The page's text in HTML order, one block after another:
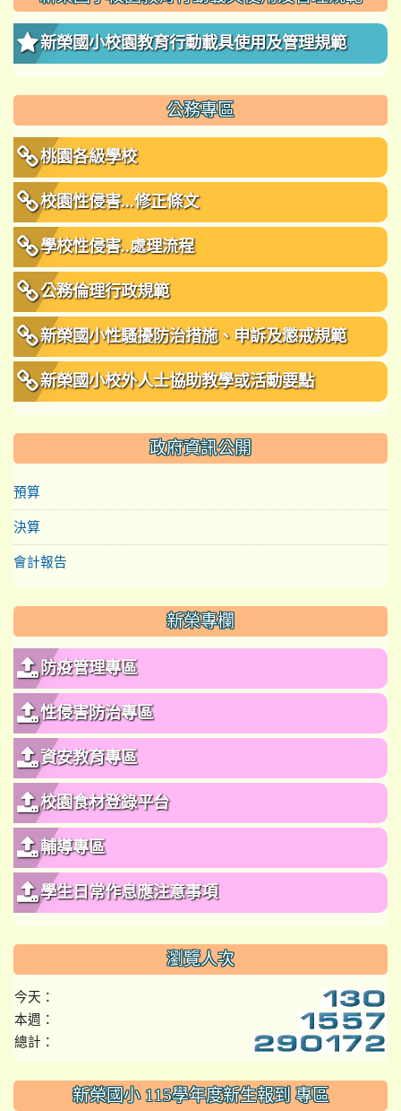
新榮國小校園教育行動載具使用及管理規範
公務專區
桃園各級學校
校園性侵害...修正條文
學校性侵害..處理流程
公務倫理行政規範
新榮國小性騷擾防治措施、申訴及懲戒規範
新榮國小校外人士協助教學或活動要點
政府資訊公開
預算
決算
會計報告
新榮專欄
防疫管理專區
性侵害防治專區
資安教育專區
校園食材登錄平台
輔導專區
學生日常作息應注意事項
瀏覽人次
今天：
本週：
總計：
::: 新榮國小 115學年度新生報到 專區